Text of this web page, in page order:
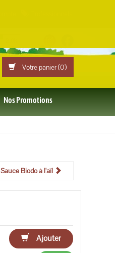
Votre panier (0)
Nos Promotions
Sauce Biodo à l'aïl
Ajouter